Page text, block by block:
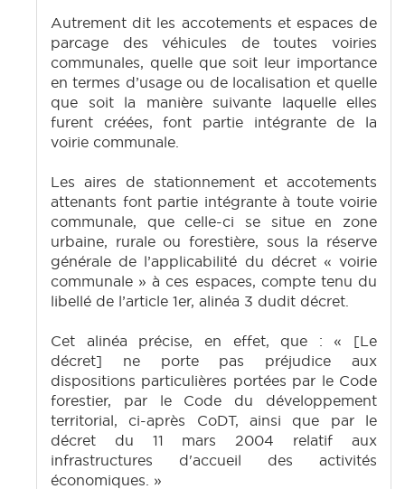
Autrement dit les accotements et espaces de
parcage des véhicules de toutes voiries
communales, quelle que soit leur importance
en termes d’usage ou de localisation et quelle
que soit la manière suivante laquelle elles
furent créées, font partie intégrante de la
voirie communale.
Les aires de stationnement et accotements
attenants font partie intégrante à toute voirie
communale, que celle-ci se situe en zone
urbaine, rurale ou forestière, sous la réserve
générale de l’applicabilité du décret « voirie
communale » à ces espaces, compte tenu du
libellé de l’article 1er, alinéa 3 dudit décret.
Cet alinéa précise, en effet, que : « [Le
décret] ne porte pas préjudice aux
dispositions particulières portées par le Code
forestier, par le Code du développement
territorial, ci-après CoDT, ainsi que par le
décret du 11 mars 2004 relatif aux
infrastructures d'accueil des activités
économiques. »